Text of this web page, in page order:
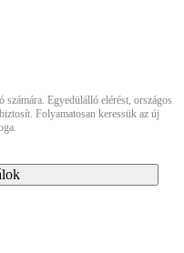
Egyedülálló elérést, országos
Folyamatosan keressük az új